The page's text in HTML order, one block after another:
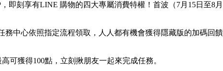
刻享有LINE 購物的四大專屬消費特權！首波（7月15日至8
中心依照指定流程領取，人人都有機會獲得隱藏版的加碼回
可獲得100點，立刻揪朋友一起來完成任務。